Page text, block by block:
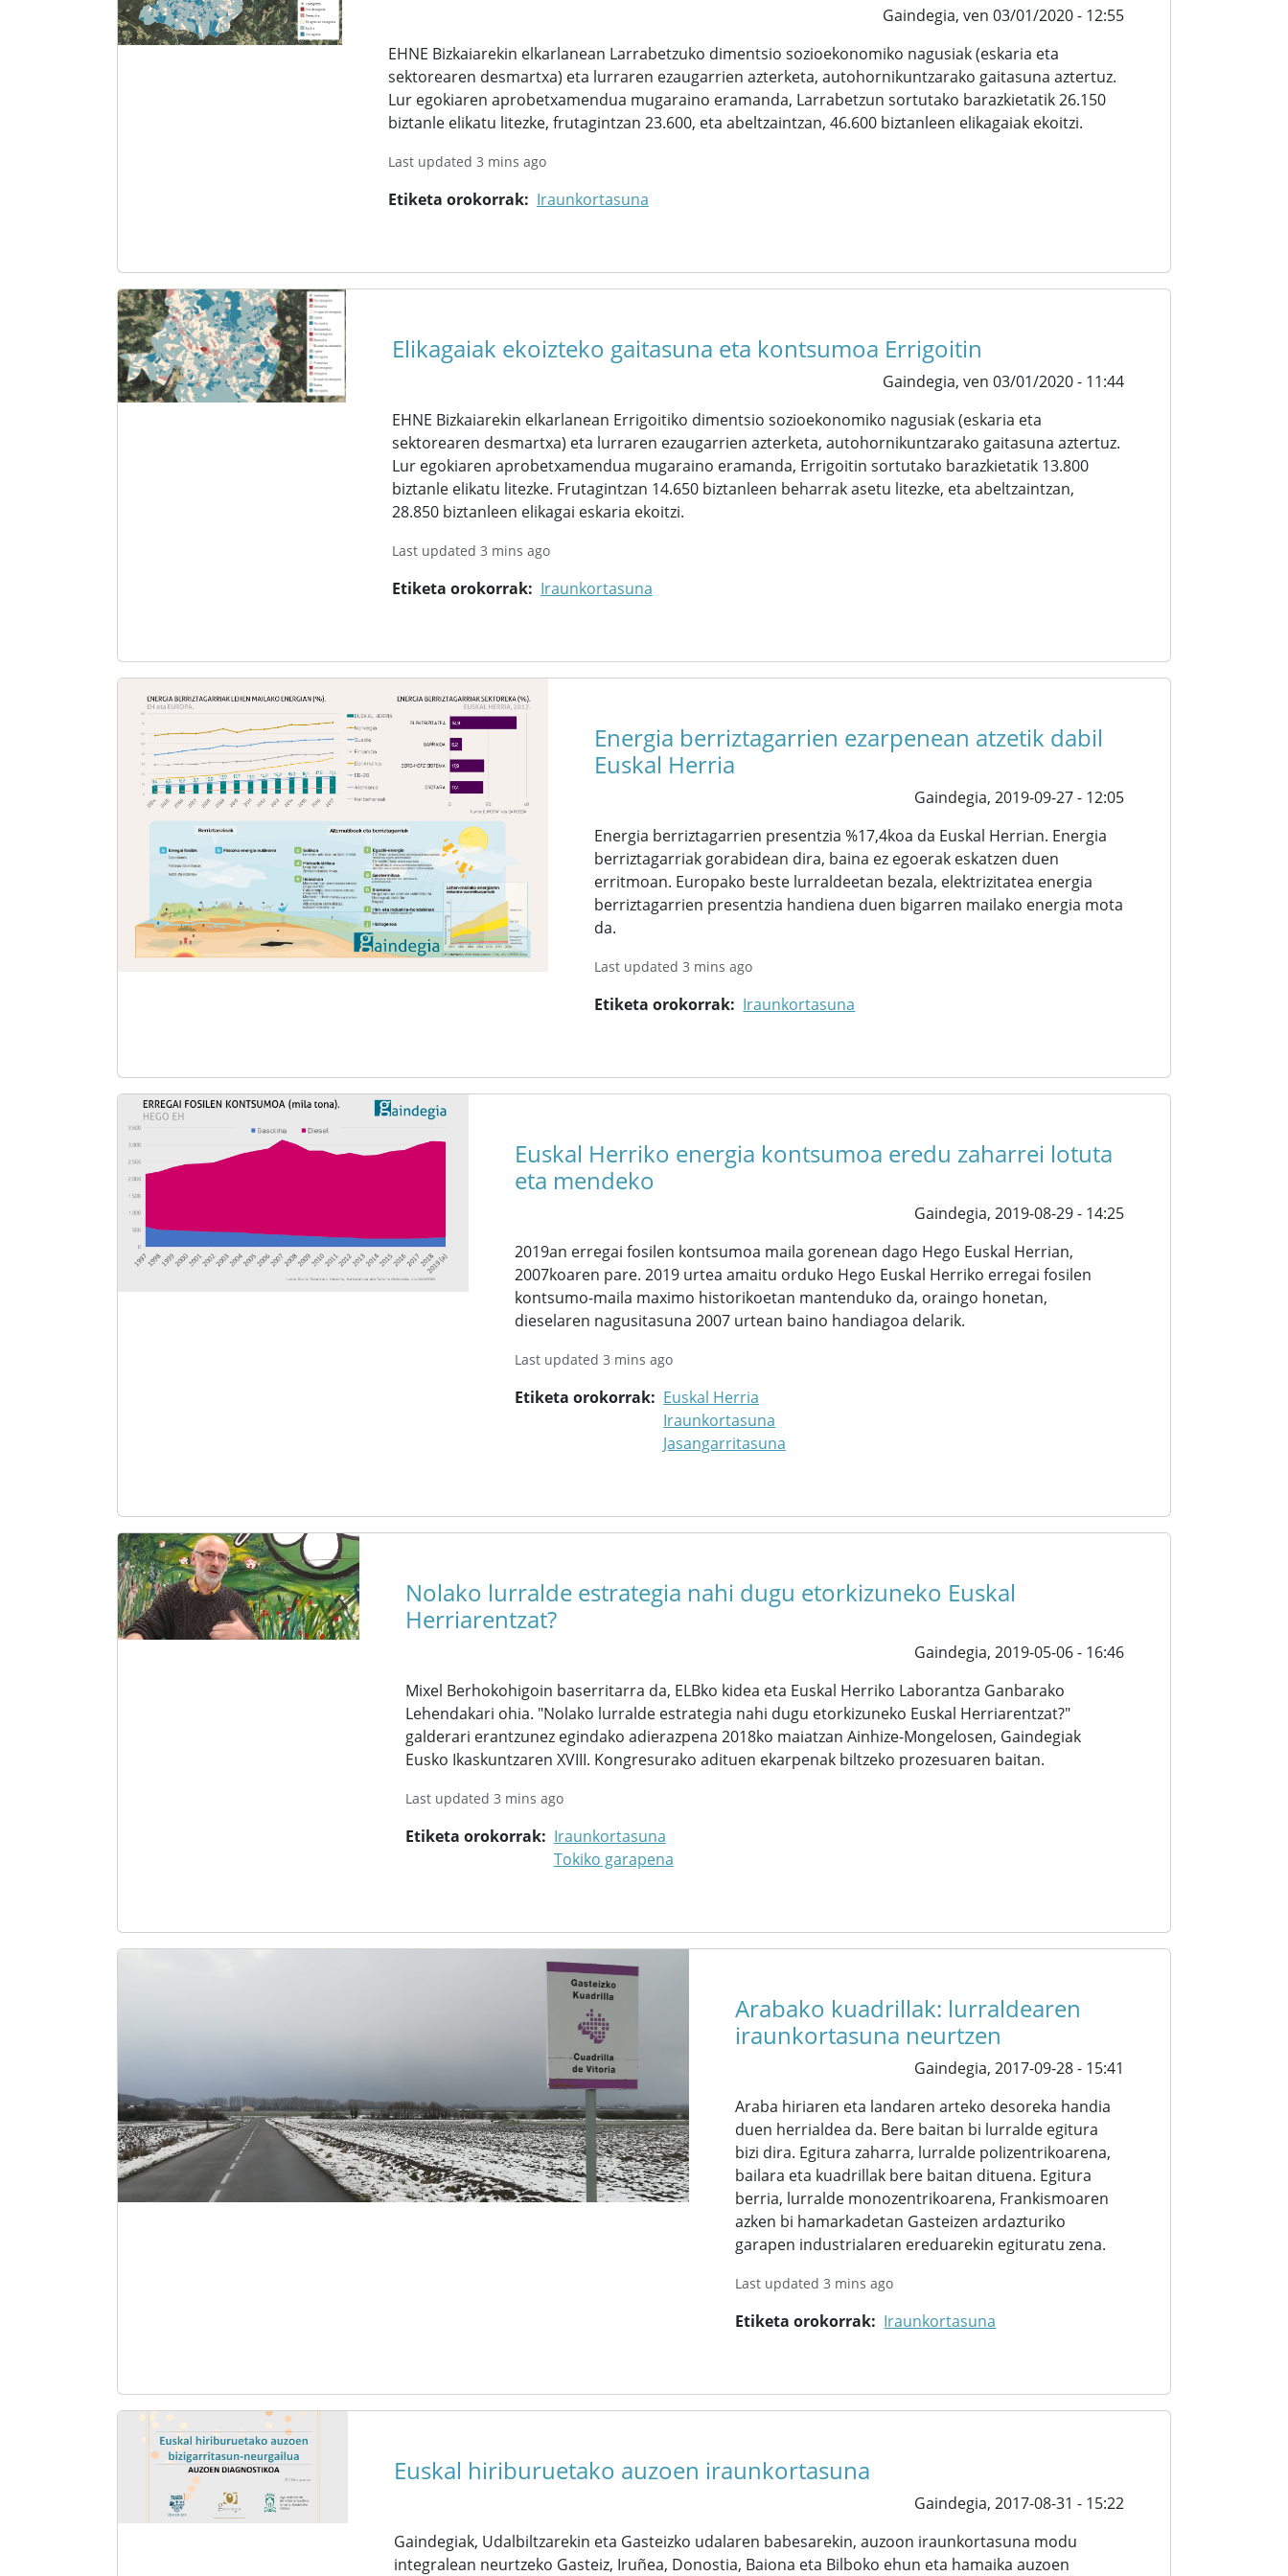
Gaindegia, ven 03/01/2020 - 12:55
EHNE Bizkaiarekin elkarlanean Larrabetzuko dimentsio sozioekonomiko nagusiak (eskaria eta
sektorearen desmartxa) eta lurraren ezaugarrien azterketa, autohornikuntzarako gaitasuna aztertuz.
Lur egokiaren aprobetxamendua mugaraino eramanda, Larrabetzun sortutako barazkietatik 26.150
biztanle elikatu litezke, frutagintzan 23.600, eta abeltzaintzan, 46.600 biztanleen elikagaiak ekoitzi.
Last updated 3 mins ago
Etiketa orokorrak Iraunkortasuna
Elikagaiak ekoizteko gaitasuna eta kontsumoa Errigoitin
Gaindegia, ven 03/01/2020 - 11:44
EHNE Bizkaiarekin elkarlanean Errigoitiko dimentsio sozioekonomiko nagusiak (eskaria eta
sektorearen desmartxa) eta lurraren ezaugarrien azterketa, autohornikuntzarako gaitasuna aztertuz.
Lur egokiaren aprobetxamendua mugaraino eramanda, Errigoitin sortutako barazkietatik 13.800
biztanle elikatu litezke. Frutagintzan 14.650 biztanleen beharrak asetu litezke, eta abeltzaintzan,
28.850 biztanleen elikagai eskaria ekoitzi.
Last updated 3 mins ago
Etiketa orokorrak Iraunkortasuna
Energia berriztagarrien ezarpenean atzetik dabil
Euskal Herria
Gaindegia, 2019-09-27 - 12:05
Energia berriztagarrien presentzia %17,4koa da Euskal Herrian. Energia
berriztagarriak gorabidean dira, baina ez egoerak eskatzen duen
erritmoan. Europako beste lurraldeetan bezala, elektrizitatea energia
berriztagarrien presentzia handiena duen bigarren mailako energia mota
da.
Last updated 3 mins ago
Etiketa orokorrak Iraunkortasuna
Euskal Herriko energia kontsumoa eredu zaharrei lotuta
eta mendeko
Gaindegia, 2019-08-29 - 14:25
2019an erregai fosilen kontsumoa maila gorenean dago Hego Euskal Herrian,
2007koaren pare. 2019 urtea amaitu orduko Hego Euskal Herriko erregai fosilen
kontsumo-maila maximo historikoetan mantenduko da, oraingo honetan,
dieselaren nagusitasuna 2007 urtean baino handiagoa delarik.
Last updated 3 mins ago
Etiketa orokorrak
Euskal Herria
Iraunkortasuna
Jasangarritasuna
Nolako lurralde estrategia nahi dugu etorkizuneko Euskal
Herriarentzat?
Gaindegia, 2019-05-06 - 16:46
Mixel Berhokohigoin baserritarra da, ELBko kidea eta Euskal Herriko Laborantza Ganbarako
Lehendakari ohia. "Nolako lurralde estrategia nahi dugu etorkizuneko Euskal Herriarentzat?"
galderari erantzunez egindako adierazpena 2018ko maiatzan Ainhize-Mongelosen, Gaindegiak
Eusko Ikaskuntzaren XVIII. Kongresurako adituen ekarpenak biltzeko prozesuaren baitan.
Last updated 3 mins ago
Etiketa orokorrak
Iraunkortasuna
Tokiko garapena
Arabako kuadrillak: lurraldearen
iraunkortasuna neurtzen
Gaindegia, 2017-09-28 - 15:41
Araba hiriaren eta landaren arteko desoreka handia
duen herrialdea da. Bere baitan bi lurralde egitura
bizi dira. Egitura zaharra, lurralde polizentrikoarena,
bailara eta kuadrillak bere baitan dituena. Egitura
berria, lurralde monozentrikoarena, Frankismoaren
azken bi hamarkadetan Gasteizen ardazturiko
garapen industrialaren ereduarekin egituratu zena.
Last updated 3 mins ago
Etiketa orokorrak Iraunkortasuna
Euskal hiriburuetako auzoen iraunkortasuna
Gaindegia, 2017-08-31 - 15:22
Gaindegiak, Udalbiltzarekin eta Gasteizko udalaren babesarekin, auzoon iraunkortasuna modu
integralean neurtzeko Gasteiz, Iruñea, Donostia, Baiona eta Bilboko ehun eta hamaika auzoen